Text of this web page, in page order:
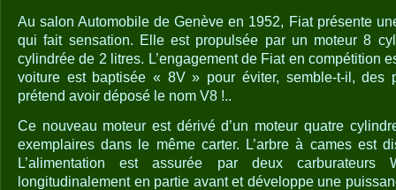
Au salon Automobile de Genève en 1952, Fiat présente
qui fait sensation. Elle est propulsée par un moteur 8
cylindrée de 2 litres. L’engagement de Fiat en compétition
voiture est baptisée « 8V » pour éviter, semble-t-il, des
prétend avoir déposé le nom V8 !..
Ce nouveau moteur est dérivé d’un moteur quatre
exemplaires dans le même carter. L’arbre à cames est
L’alimentation est assurée par deux
longitudinalement en partie avant et développe une